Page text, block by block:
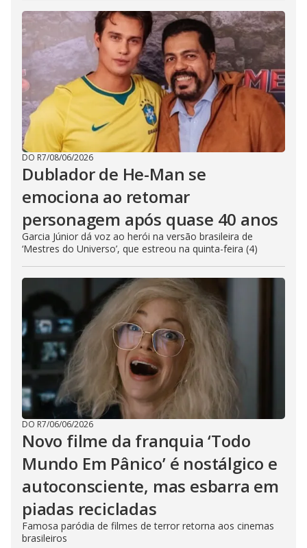
DO R7/08/06/2026
Dublador de He-Man se
emociona ao retomar
personagem após quase 40 anos
Garcia Júnior dá voz ao herói na versão brasileira de
‘Mestres do Universo’, que estreou na quinta-feira (4)
DO R7/06/06/2026
Novo filme da franquia ‘Todo
Mundo Em Pânico’ é nostálgico e
autoconsciente, mas esbarra em
piadas recicladas
Famosa paródia de filmes de terror retorna aos cinemas
brasileiros